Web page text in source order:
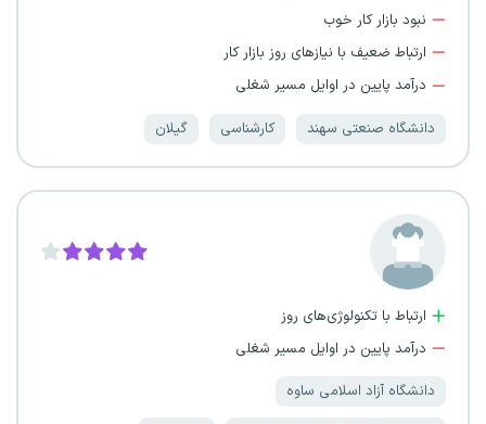
نبود بازار کار خوب
ارتباط ضعیف با نیازهای روز بازار کار
درآمد پایین در اوایل مسیر شغلی
دانشگاه صنعتی سهند
کارشناسی گیلان
ارتباط با تکنولوژی‌های روز
درآمد پایین در اوایل مسیر شغلی
دانشگاه آزاد اسلامی ساوه